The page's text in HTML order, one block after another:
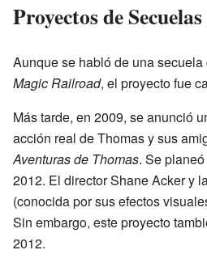
Proyectos de
Aunque se habló de una secuela
Magic Railroad, el proyecto fue
Más tarde, en 2009, se anunció
acción real de Thomas y sus
Aventuras de Thomas. Se
2012. El director Shane Acker y
(conocida por sus efectos
Sin embargo, este proyecto
2012.